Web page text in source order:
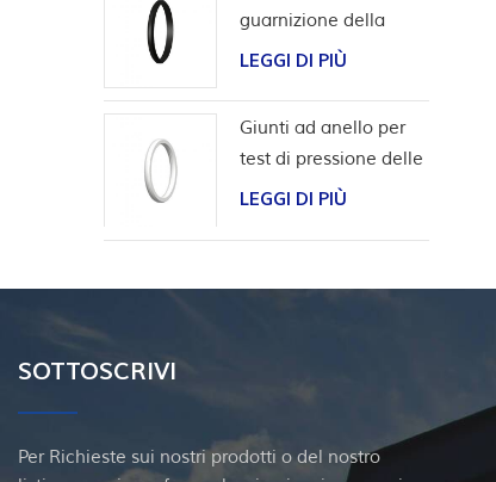
guarnizione della
scanalatura a coda di
LEGGI DI PIÙ
Giunti ad anello per
test di pressione delle
valvole
LEGGI DI PIÙ
SOTTOSCRIVI
Per Richieste sui nostri prodotti o del nostro